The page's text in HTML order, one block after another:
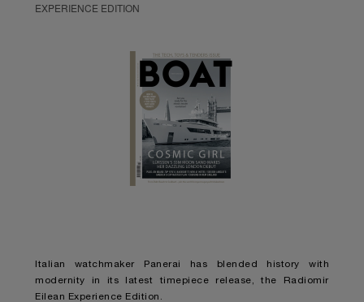
EXPERIENCE EDITION
Italian watchmaker Panerai has blended history with
modernity in its latest timepiece release, the Radiomir
Eilean Experience Edition.